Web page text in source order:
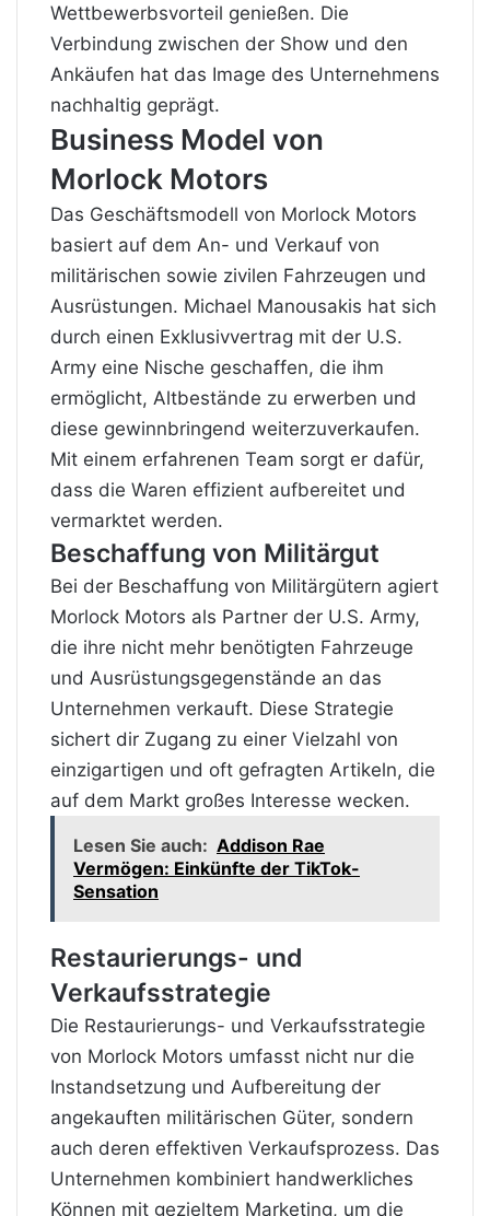
Wettbewerbsvorteil genießen. Die
Verbindung zwischen der Show und den
Ankäufen hat das Image des Unternehmens
nachhaltig geprägt.
Business Model von
Morlock Motors
Das Geschäftsmodell von Morlock Motors
basiert auf dem An- und Verkauf von
militärischen sowie zivilen Fahrzeugen und
Ausrüstungen. Michael Manousakis hat sich
durch einen Exklusivvertrag mit der U.S.
Army eine Nische geschaffen, die ihm
ermöglicht, Altbestände zu erwerben und
diese gewinnbringend weiterzuverkaufen.
Mit einem erfahrenen Team sorgt er dafür,
dass die Waren effizient aufbereitet und
vermarktet werden.
Beschaffung von Militärgut
Bei der Beschaffung von Militärgütern agiert
Morlock Motors als Partner der U.S. Army,
die ihre nicht mehr benötigten Fahrzeuge
und Ausrüstungsgegenstände an das
Unternehmen verkauft. Diese Strategie
sichert dir Zugang zu einer Vielzahl von
einzigartigen und oft gefragten Artikeln, die
auf dem Markt großes Interesse wecken.
Lesen Sie auch: Addison Rae
Vermögen: Einkünfte der TikTok-
Sensation
Restaurierungs- und
Verkaufsstrategie
Die Restaurierungs- und Verkaufsstrategie
von Morlock Motors umfasst nicht nur die
Instandsetzung und Aufbereitung der
angekauften militärischen Güter, sondern
auch deren effektiven Verkaufsprozess. Das
Unternehmen kombiniert handwerkliches
Können mit gezieltem Marketing, um die